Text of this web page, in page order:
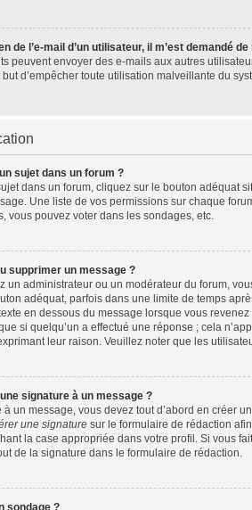
de l’e-mail d’un utilisateur, il m’est demandé
peuvent envoyer des e-mails aux autres
d’empêcher toute utilisation malveillante du
sujet dans un forum ?
dans un forum, cliquez sur le bouton adéquat
Une liste de vos permissions sur chaque
vous pouvez voter dans les sondages, etc.
supprimer un message ?
un administrateur ou un modérateur du forum,
adéquat, parfois dans une limite de temps
en dessous du message lorsque vous
si quelqu’un a effectué une réponse ; cela
leur raison. Veuillez noter que les
signature à un message ?
un message, vous devez tout d’abord en créer
une signature sur le formulaire de rédaction
la case appropriée dans votre profil. Si vous
de la signature dans le formulaire de rédaction.
sondage ?